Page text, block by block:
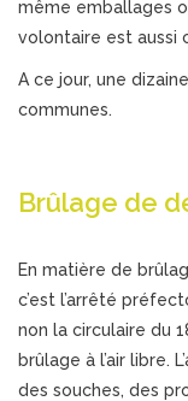
même emballages
volontaire est aussi
A ce jour, une
communes.
Brûlage de
En matière de
c’est l’arrêté
non la circulaire du
brûlage à l’air libre.
des souches, des